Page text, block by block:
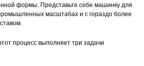
формы. Представьте себе машинку для
масштабах и с гораздо более
процесс выполняет три задачи